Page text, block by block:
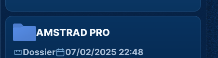
AMSTRAD PRO
Dossier 07/02/2025 22:48